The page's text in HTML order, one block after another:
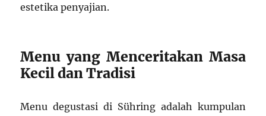
estetika penyajian.
Menu yang Menceritakan Masa
Kecil dan Tradisi
Menu degustasi di Sühring adalah kumpulan